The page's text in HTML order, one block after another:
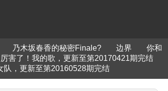
乃木坂春香的秘密Finale? 边界
你和
害了！我的歌，更新至第20170421期完结
队，更新至第20160528期完结